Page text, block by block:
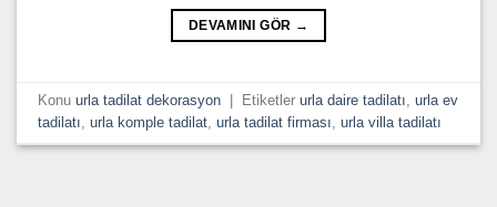
DEVAMINI GÖR →
Konuurla tadilat dekorasyon Etiketlerurla daire tadilatı ,urla ev
tadilatı ,urla komple tadilat ,urla tadilat firması ,urla villa tadilatı